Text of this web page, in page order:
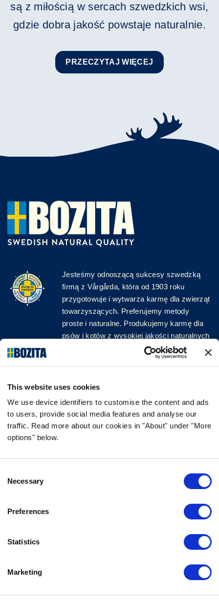
This website uses cookies
We use device identifiers to customise the content and ads
to users, provide social media features and analyse our
traffic. Read more about our cookies in "About" under "More
options" below.
Selection
Necessary
Preferences
Statistics
Marketing
są z miłością w sercach szwedzkich wsi,
gdzie dobra jakość powstaje naturalnie.
PRZECZYTAJ WIĘCEJ
Jesteśmy odnoszącą sukcesy szwedzką
firmą z Vårgårda, która od 1903 roku
przygotowuje i wytwarza karmę dla zwierząt
towarzyszących. Preferujemy metody
proste i naturalne. Produkujemy karmę dla
psów i kotów z wysokiej jakości naturalnych
surowców, bez zbędnych dodatków!
ŚLEDŹ NAS W MEDIACH
INFORMACJA
GWARANCJA SMAKU
info.pl@bozita.se